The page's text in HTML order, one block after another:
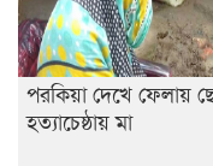
পরকিয়া দেখে ফেলায়
হত্যাচেষ্ঠায় মা